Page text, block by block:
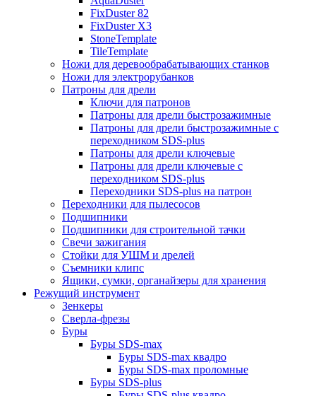
FixDuster 82
FixDuster Х3
StoneTemplate
TileTemplate
Ножи для деревообрабатывающих станков
Ножи для электрорубанков
Патроны для дрели
Ключи для патронов
Патроны для дрели быстрозажимные
Патроны для дрели быстрозажимные с
переходником SDS-plus
Патроны для дрели ключевые
Патроны для дрели ключевые с
переходником SDS-plus
Переходники SDS-plus на патрон
Переходники для пылесосов
Подшипники
Подшипники для строительной тачки
Свечи зажигания
Стойки для УШМ и дрелей
Съемники клипс
Ящики, сумки, органайзеры для хранения
Режущий инструмент
Зенкеры
Сверла-фрезы
Буры
Буры SDS-max
Буры SDS-max квадро
Буры SDS-max проломные
Буры SDS-plus